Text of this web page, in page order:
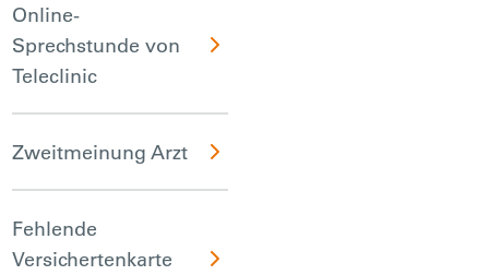
Online-
Sprechstunde von
Teleclinic
Zweitmeinung Arzt
Fehlende
Versichertenkarte